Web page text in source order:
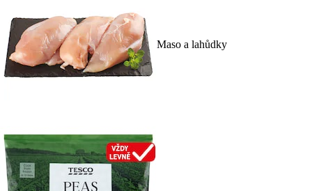
Maso a lahůdky